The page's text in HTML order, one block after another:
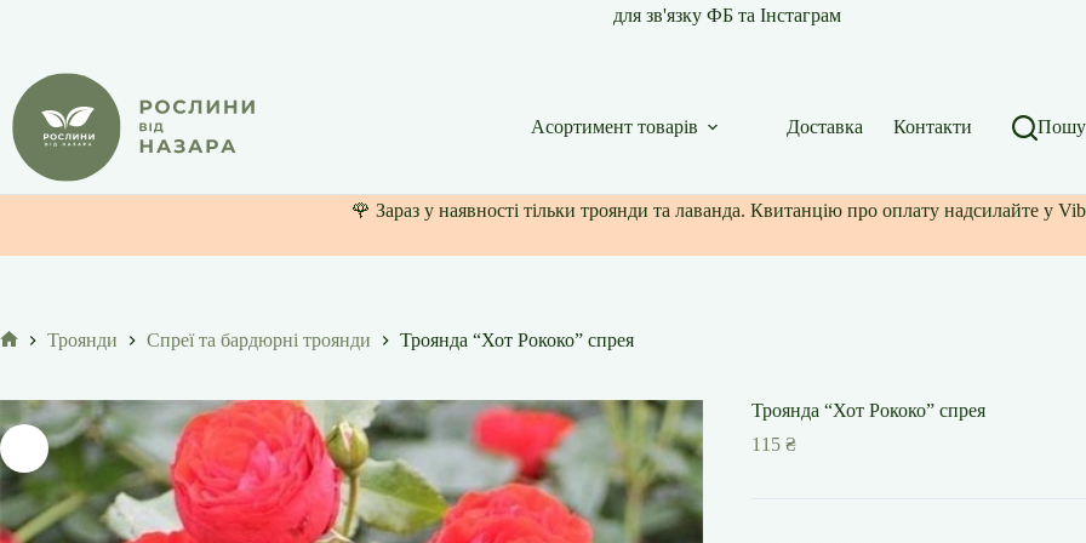
для зв'язку ФБ та Інстаграм
Асортимент товарів Доставка Контакти
🌹 Зараз у наявності тільки троянди та лаванда. Квитанцію про оплату надсилайте у
Троянди Спреї та бардюрні троянди Троянда “Хот Рококо” спрея
Троянда “Хот Рококо” спрея
115 ₴